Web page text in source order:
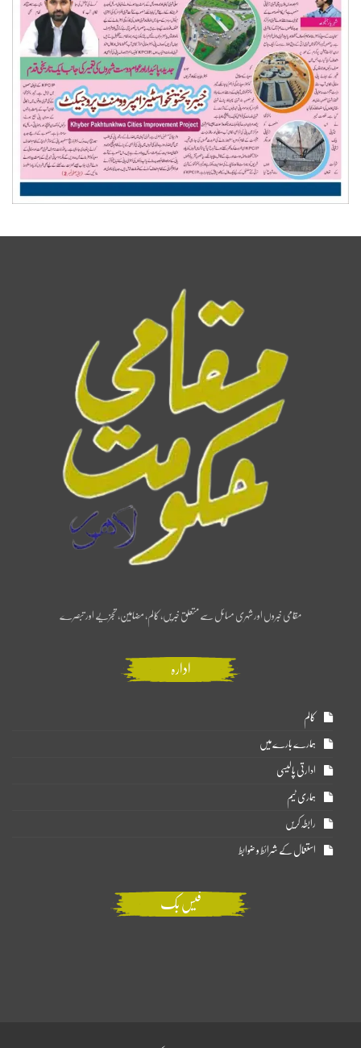
مقامی خبروں اور شہری مسائل سے متعلق خبریں، کالم، مضامین، تجزیے اور تبصرے
ادارہ
کالم
ہمارے بارے میں
ادارتی پالیسی
ہماری ٹیم
رابطہ کریں
استعمال کے شرائط و ضوابط
فیس بک